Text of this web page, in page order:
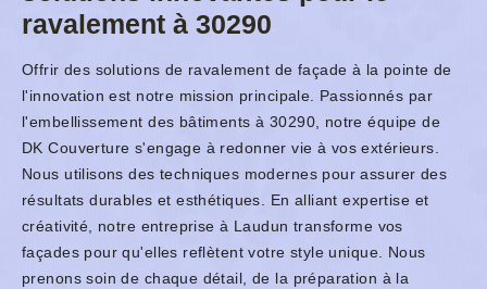
ravalement à 30290
Offrir des solutions de ravalement de façade à la pointe de
l'innovation est notre mission principale. Passionnés par
l'embellissement des bâtiments à 30290, notre équipe de
DK Couverture s'engage à redonner vie à vos extérieurs.
Nous utilisons des techniques modernes pour assurer des
résultats durables et esthétiques. En alliant expertise et
créativité, notre entreprise à Laudun transforme vos
façades pour qu'elles reflètent votre style unique. Nous
prenons soin de chaque détail, de la préparation à la